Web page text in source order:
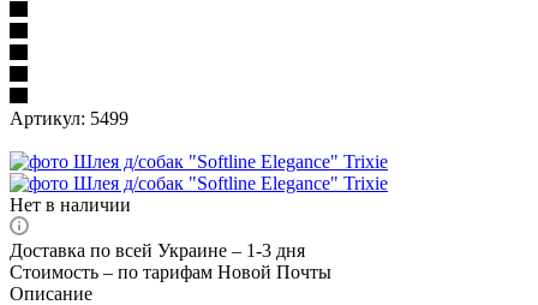
Артикул: 5499
Нет в наличии
Доставка по всей Украине – 1-3 дня
Стоимость – по тарифам Новой Почты
Описание